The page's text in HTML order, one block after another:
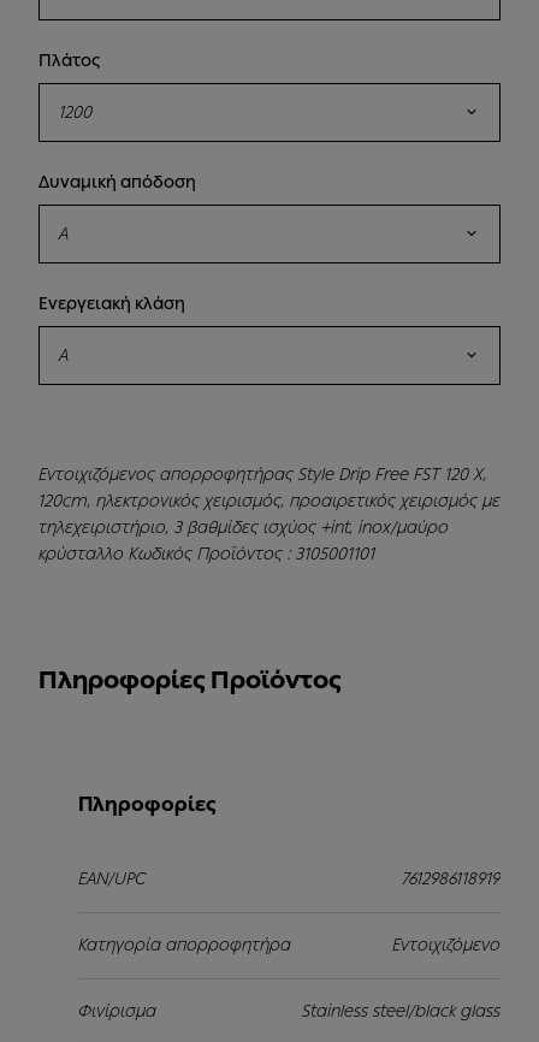
Πλάτος
1200
Δυναμική απόδοση
A
Ενεργειακή κλάση
A
Εντοιχιζόμενος απορροφητήρας Style Drip Free FST 120 X,
120cm, ηλεκτρονικός χειρισμός, προαιρετικός χειρισμός με
τηλεχειριστήριο, 3 βαθμίδες ισχύος +int, inox/μαύρο
κρύσταλλο Κωδικός Προϊόντος : 3105001101
Πληροφορίες Προϊόντος
Πληροφορίες
EAN/UPC 7612986118919
Κατηγορία απορροφητήρα Εντοιχιζόμενο
Φινίρισμα Stainless steel/black glass